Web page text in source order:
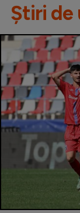
Știri de